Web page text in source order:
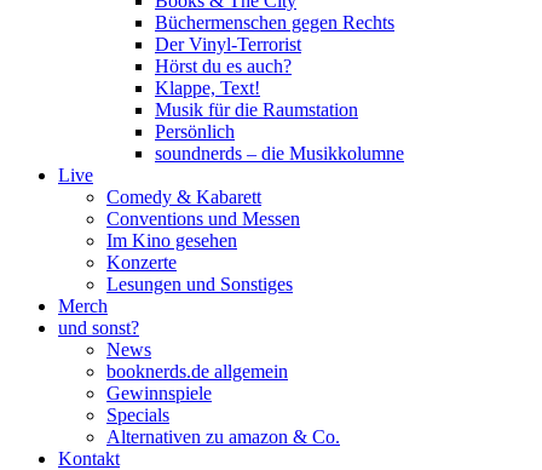
Büchermenschen gegen Rechts
Der Vinyl-Terrorist
Hörst du es auch?
Klappe, Text!
Musik für die Raumstation
Persönlich
soundnerds – die Musikkolumne
Live
Comedy & Kabarett
Conventions und Messen
Im Kino gesehen
Konzerte
Lesungen und Sonstiges
Merch
und sonst?
News
booknerds.de allgemein
Gewinnspiele
Specials
Alternativen zu amazon & Co.
Kontakt